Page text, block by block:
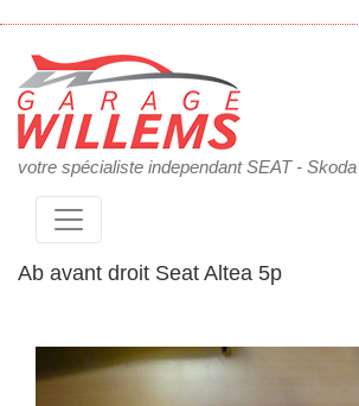
votre spécialiste independant SEAT -
Ab avant droit Seat Altea 5p